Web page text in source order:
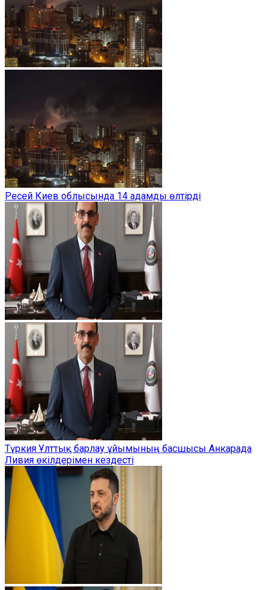
Ресей Киев облысында 14 адамды өлтірді
Түркия Ұлттық барлау ұйымының басшысы Анкарада
Ливия өкілдерімен кездесті